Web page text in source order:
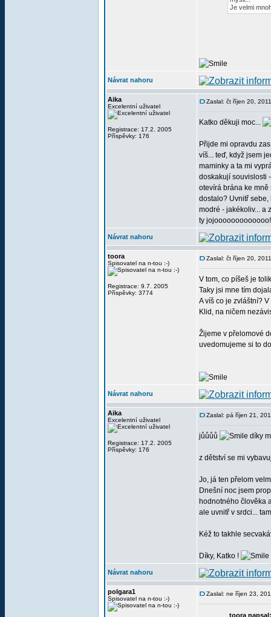
Je velmi
Návrat nahoru
Aika
Excelentní uživatel
Registrace: 17.2. 2005
Příspěvky: 176
Zaslal: čt říjen 20,
Katko děkuji moc...
Přijde mi opravdu
víš... teď, když jsem
maminky a ta mi
doskakují souvislosti
otevírá brána ke mně
dostalo? Uvnitř
modré - jakékoliv... a
ty
Návrat nahoru
toora
Spisovatel na n-tou :-)
Registrace: 9.7. 2005
Příspěvky: 3774
Zaslal: čt říjen 20,
V tom, co píšeš je
Taky jsi mne tím
A víš co je zvláštní?
Klid, na ničem
Žijeme v přelomové
uvedomujeme si to
Návrat nahoru
Aika
Excelentní uživatel
Registrace: 17.2. 2005
Příspěvky: 176
Zaslal: pá říjen 21,
jůůůů díky
z dětství se mi
Jo, já ten přelom
Dnešní noc jsem
hodnotného člověka
ale uvnitř v srdci...
Kéž to takhle
Díky, Katko !
Návrat nahoru
polgara1
Spisovatel na n-tou :-)
Zaslal: ne říjen 23,
toora napsal: